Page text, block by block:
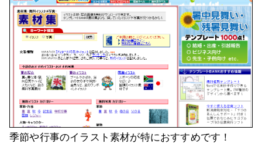
季節や行事のイラスト素材が特におすすめです！